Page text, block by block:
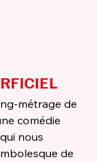
métrage de
comédie
nous
de